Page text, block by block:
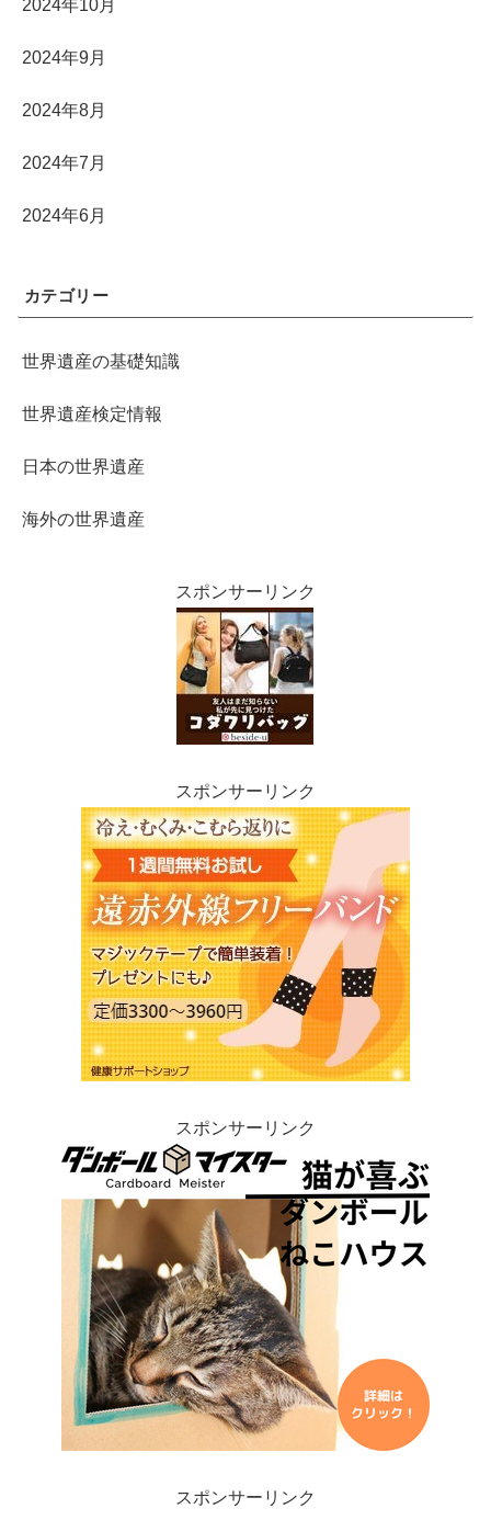
2024年10月
2024年9月
2024年8月
2024年7月
2024年6月
カテゴリー
世界遺産の基礎知識
世界遺産検定情報
日本の世界遺産
海外の世界遺産
スポンサーリンク
スポンサーリンク
スポンサーリンク
スポンサーリンク